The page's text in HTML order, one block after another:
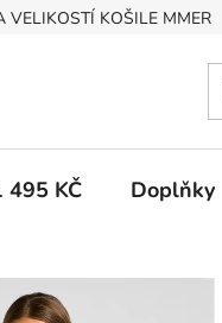
VELIKOSTÍ KOŠILE MMER
495 KČ Doplňky